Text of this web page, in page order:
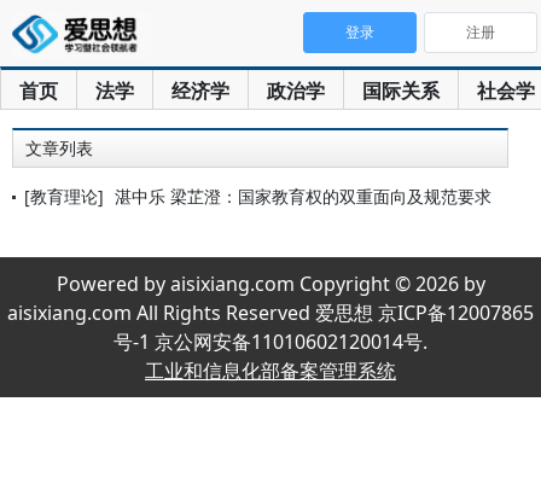
首页 法学 经济学 政治学 国际关系 社会学
登录 注册
文章列表
[教育理论] 湛中乐 梁芷澄：国家教育权的双重面向及规范要求
Powered by aisixiang.com Copyright © 2026 by
aisixiang.com All Rights Reserved 爱思想 京ICP备12007865
号-1 京公网安备11010602120014号.
工业和信息化部备案管理系统